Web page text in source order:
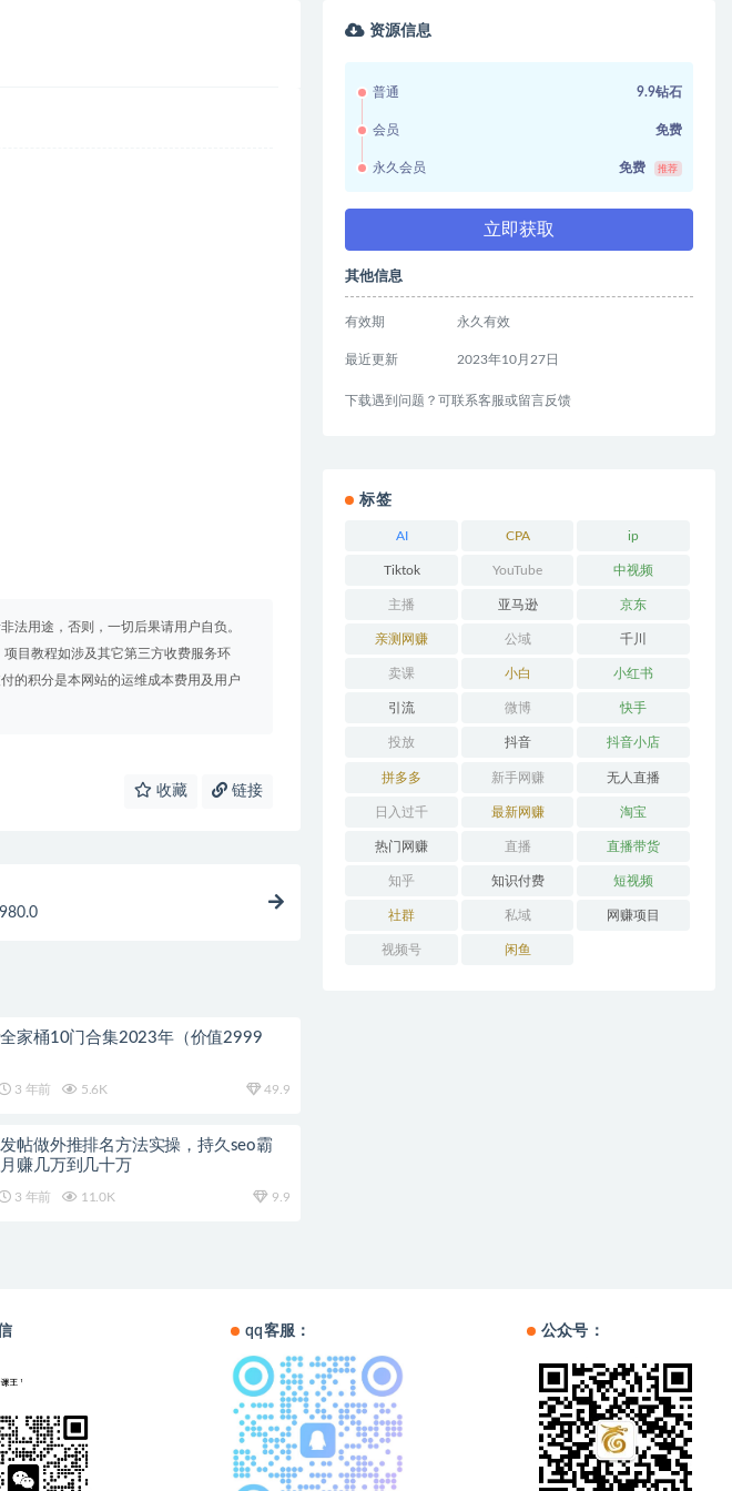
法用途，否则，一切后果请用户自负。
目教程如涉及其它第三方收费服务环
的积分是本网站的运维成本费用及用户
收藏 链接
家桶10门合集2023年（价值2999
3 年前 5.6K 49.9
帖做外推排名方法实操，持久seo霸
赚几万到几十万
3 年前 11.0K 9.9
资源信息
普通 9.9钻石
会员 免费
永久会员 免费 推荐
立即获取
其他信息
有效期 永久有效
最近更新 2023年10月27日
下载遇到问题？可联系客服或留言反馈
标签
AI CPA ip
Tiktok YouTube 中视频
主播 亚马逊 京东
亲测网赚 公域 千川
卖课 小白 小红书
引流 微博 快手
投放 抖音 抖音小店
拼多多 新手网赚 无人直播
日入过千 最新网赚 淘宝
热门网赚 直播 直播带货
知乎 知识付费 短视频
社群 私域 网赚项目
视频号 闲鱼
qq客服： 公众号：